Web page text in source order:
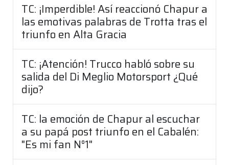
TC: ¡Imperdible! Así reaccionó Chapur a
las emotivas palabras de Trotta tras el
triunfo en Alta Gracia
TC: ¡Atención! Trucco habló sobre su
salida del Di Meglio Motorsport ¿Qué
dijo?
TC: la emoción de Chapur al escuchar
a su papá post triunfo en el Cabalén:
"Es mi fan N°1"